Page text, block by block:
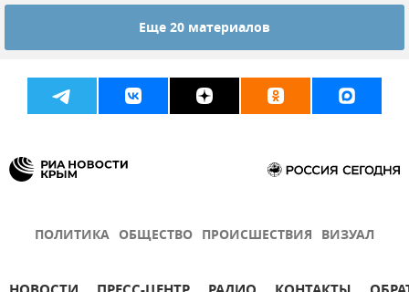
Еще 20 материалов
ПОЛИТИКА ОБЩЕСТВО ПРОИСШЕСТВИЯ ВИЗУАЛ